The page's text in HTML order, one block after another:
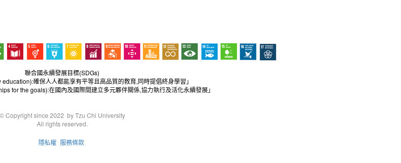
聯合國永續發展目標(SDGs)
確保人人都能享有平等且高品質的教育,同時提倡終身學習」
for the goals):在國內及國際間建立多元夥伴關係,協力執行及活化永續發展」
© Copyright since 2022 by Tzu Chi University
All rights reserved.
隱私權 服務條款